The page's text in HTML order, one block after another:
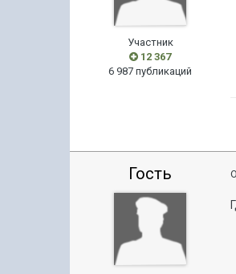
Участник
12 367
6 987 публикаций
Гость